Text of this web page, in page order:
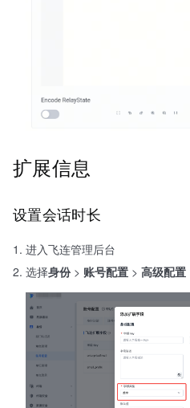
扩展信息
设置会话时长
进入飞连管理后台
选择身份> 账号配置 > 高级配置